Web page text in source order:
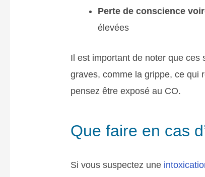
Perte de conscience
élevées
Il est important de noter que ces
graves, comme la grippe, ce qui
pensez être exposé au CO.
Que faire en cas
Si vous suspectez une